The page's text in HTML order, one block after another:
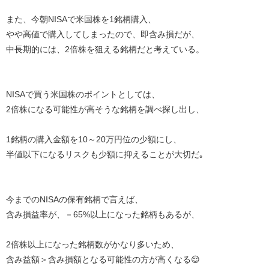
また、今朝NISAで米国株を1銘柄購入、
やや高値で購入してしまったので、即含み損だが、
中長期的には、2倍株を狙える銘柄だと考えている。
NISAで買う米国株のポイントとしては、
2倍株になる可能性が高そうな銘柄を調べ探し出し、
1銘柄の購入金額を10～20万円位の少額にし、
半値以下になるリスクも少額に抑えることが大切だ｡
今までのNISAの保有銘柄で言えば、
含み損益率が、－65%以上になった銘柄もあるが、
2倍株以上になった銘柄数がかなり多いため、
含み益額＞含み損額となる可能性の方が高くなる😌